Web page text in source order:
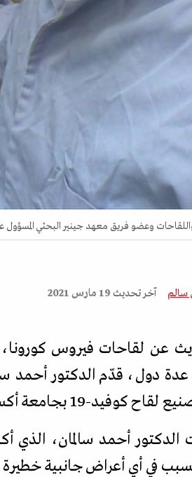
وعضو فريق معهد جينير البحثي المسؤول عن تصنيع
سالم آخر تحديث 19 مارس 2021
عن لقاحات فيروس كورونا،
عدة دول، قدّم الدكتور أحمد
أكسفورد، قدّم الخبر اليقين لمجلة
الدكتور أحمد سالمان، الذي
في أي أعراض جانبية خطيرة